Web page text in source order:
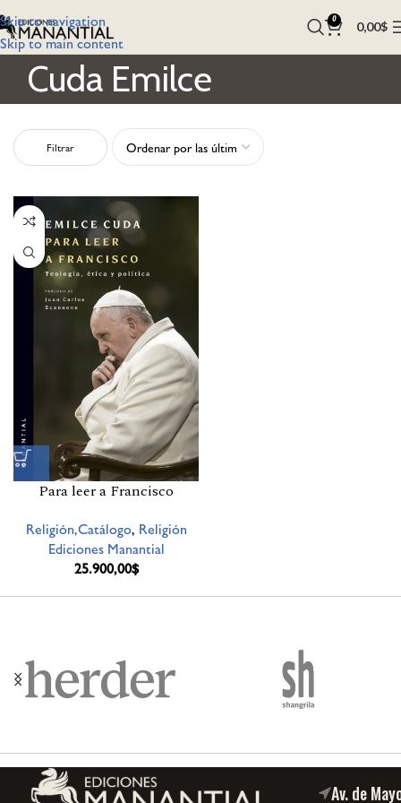
Skip to navigation
Skip to main content
0 0,00$
Cuda Emilce
Filtrar
Para leer a Francisco
Religión,Catálogo, Religión
Ediciones Manantial
25.900,00$
Av. de